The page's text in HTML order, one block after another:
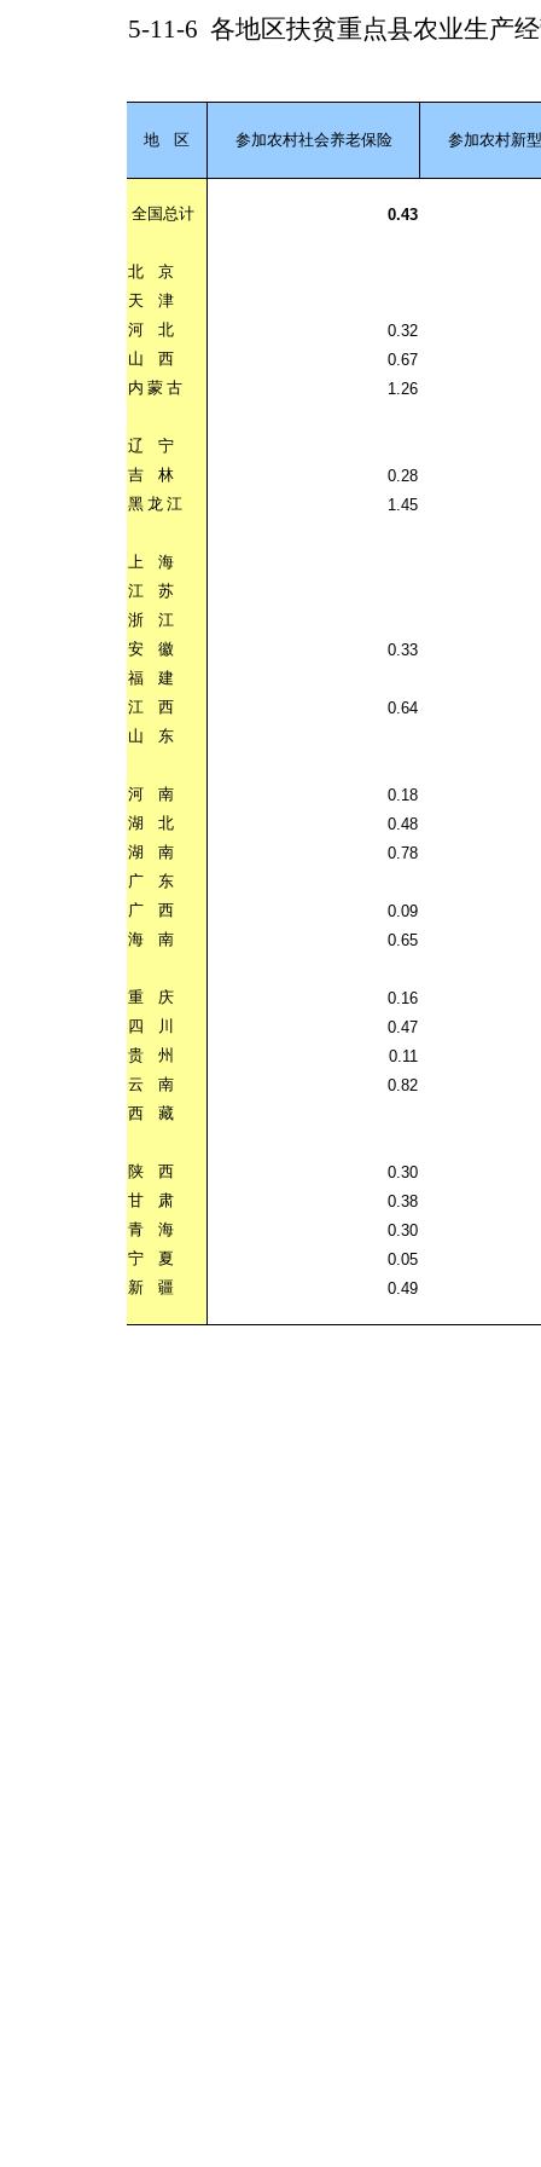
5-11-6 各地区扶贫重点县农业生产
地 区 参加农村社会养老保险 参加农村新
全国总计 0.43
北
京
天
津
河
北
0.32
山
西
0.67
内 蒙 古 1.26
辽
宁
吉
林
0.28
黑 龙 江 1.45
上
海
江
苏
浙
江
安
徽
0.33
福
建
江
西
0.64
山
东
河 南
0.18
湖
北
0.48
湖
南
0.78
广
东
广
西
0.09
海
南 0.65
重 庆
0.16
四
川
0.47
贵
州
0.11
云
南
0.82
西
藏
陕 西
0.30
甘
肃
0.38
青
海
0.30
宁
夏
0.05
新
疆 0.49